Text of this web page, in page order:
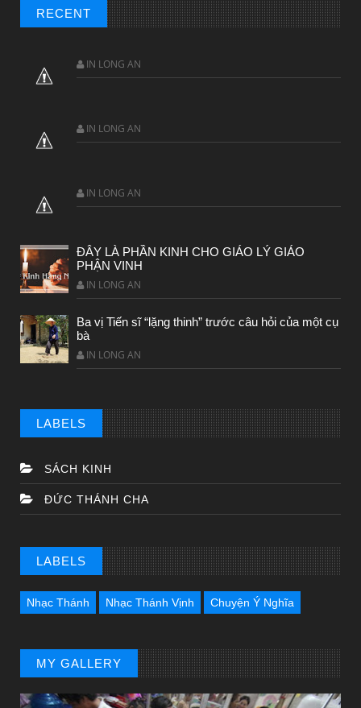
RECENT
IN LONG AN
IN LONG AN
IN LONG AN
ĐÂY LÀ PHẦN KINH CHO GIÁO LÝ GIÁO
PHẬN VINH
IN LONG AN
Ba vị Tiến sĩ “lặng thinh” trước câu hỏi của một cụ
bà
IN LONG AN
LABELS
SÁCH KINH
ĐỨC THÁNH CHA
LABELS
Nhạc Thánh Nhạc Thánh Vịnh Chuyện Ý Nghĩa
MY GALLERY